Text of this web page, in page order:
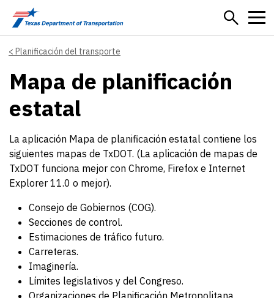
Skip to main content
Planificación del transporte
Mapa de planificación
estatal
La aplicación Mapa de planificación estatal contiene los
siguientes mapas de TxDOT. (La aplicación de mapas de
TxDOT funciona mejor con Chrome, Firefox e Internet
Explorer 11.0 o mejor).
Consejo de Gobiernos (COG).
Secciones de control.
Estimaciones de tráfico futuro.
Carreteras.
Imaginería.
Límites legislativos y del Congreso.
Organizaciones de Planificación Metropolitana